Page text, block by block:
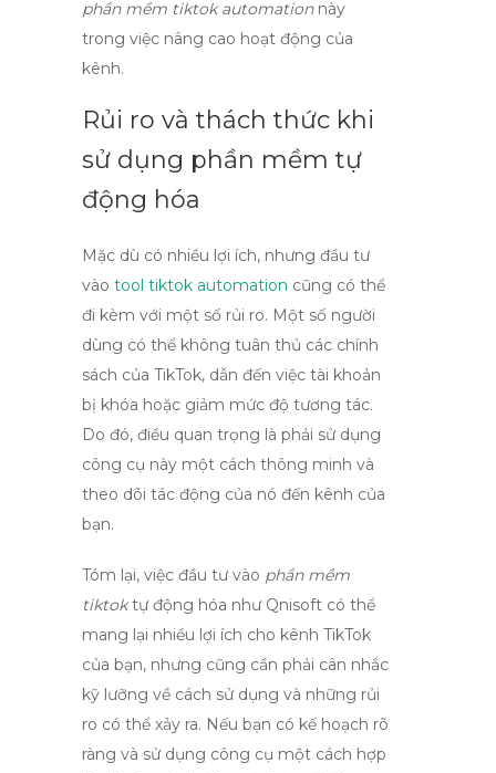
phần mềm tiktok automationnày
trong việc nâng cao hoạt động của
kênh.
Rủi ro và thách thức khi
sử dụng phần mềm tự
động hóa
Mặc dù có nhiều lợi ích, nhưng đầu tư
vào tool tiktok automation cũng có thể
đi kèm với một số rủi ro. Một số người
dùng có thể không tuân thủ các chính
sách của TikTok, dẫn đến việc tài khoản
bị khóa hoặc giảm mức độ tương tác.
Do đó, điều quan trọng là phải sử dụng
công cụ này một cách thông minh và
theo dõi tác động của nó đến kênh của
bạn.
Tóm lại, việc đầu tư vào phần mềm
tiktoktự động hóa như Qnisoft có thể
mang lại nhiều lợi ích cho kênh TikTok
của bạn, nhưng cũng cần phải cân nhắc
kỹ lưỡng về cách sử dụng và những rủi
ro có thể xảy ra. Nếu bạn có kế hoạch rõ
ràng và sử dụng công cụ một cách hợp